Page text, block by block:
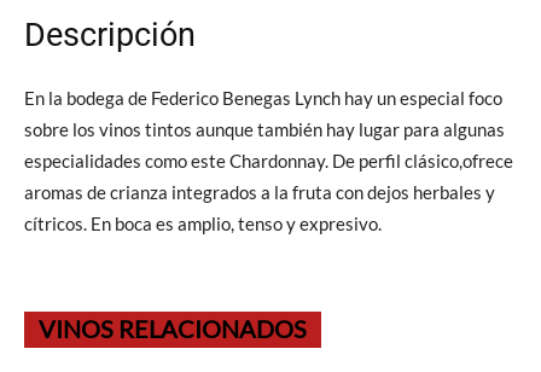
Descripción
En la bodega de Federico Benegas Lynch hay un especial foco
sobre los vinos tintos aunque también hay lugar para algunas
especialidades como este Chardonnay. De perfil clásico,ofrece
aromas de crianza integrados a la fruta con dejos herbales y
cítricos. En boca es amplio, tenso y expresivo.
VINOS RELACIONADOS